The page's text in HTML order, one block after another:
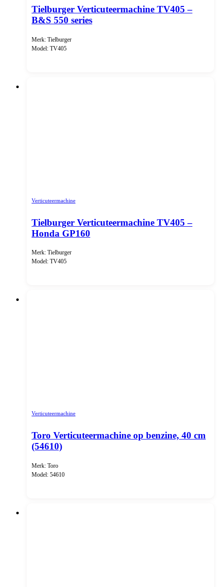
Tielburger Verticuteermachine TV405 –
B&S 550 series
Merk: Tielburger
Model: TV405
Verticuteermachine
Tielburger Verticuteermachine TV405 –
Honda GP160
Merk: Tielburger
Model: TV405
Verticuteermachine
Toro Verticuteermachine op benzine, 40 cm
(54610)
Merk: Toro
Model: 54610